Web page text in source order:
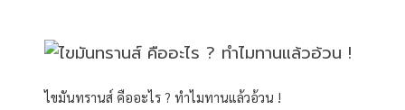
ไขมันทรานส์ คืออะไร ? ทำไมทานแล้วอ้วน !